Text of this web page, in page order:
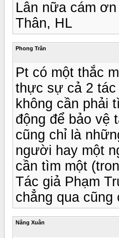
Lân nữa cám
Thân, HL
Phong Trần
Pt có một thắc
thực sự cả 2 tác
không cần phải
động để bảo vệ
cũng chỉ là
người hay một
cần tìm một
Tác giả Phạm
chẳng qua
Nắng Xuân